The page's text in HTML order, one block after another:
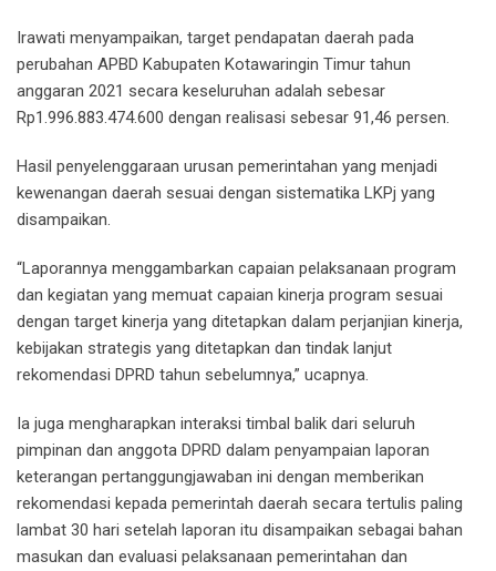
Irawati menyampaikan, target pendapatan daerah pada
perubahan APBD Kabupaten Kotawaringin Timur tahun
anggaran 2021 secara keseluruhan adalah sebesar
Rp1.996.883.474.600 dengan realisasi sebesar 91,46 persen.
Hasil penyelenggaraan urusan pemerintahan yang menjadi
kewenangan daerah sesuai dengan sistematika LKPj yang
disampaikan.
“Laporannya menggambarkan capaian pelaksanaan program
dan kegiatan yang memuat capaian kinerja program sesuai
dengan target kinerja yang ditetapkan dalam perjanjian kinerja,
kebijakan strategis yang ditetapkan dan tindak lanjut
rekomendasi DPRD tahun sebelumnya,” ucapnya.
Ia juga mengharapkan interaksi timbal balik dari seluruh
pimpinan dan anggota DPRD dalam penyampaian laporan
keterangan pertanggungjawaban ini dengan memberikan
rekomendasi kepada pemerintah daerah secara tertulis paling
lambat 30 hari setelah laporan itu disampaikan sebagai bahan
masukan dan evaluasi pelaksanaan pemerintahan dan